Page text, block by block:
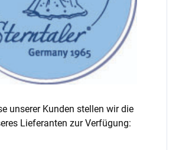
unserer Kunden stellen wir die
Lieferanten zur Verfügung: